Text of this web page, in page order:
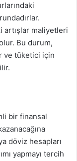
artışlar maliyetleri
Bu durum,
ve tüketici için
bir finansal
döviz hesapları
yapmayı tercih